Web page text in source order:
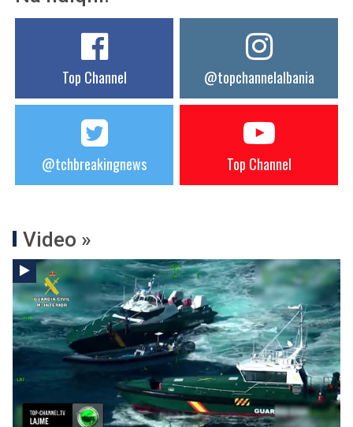
Top Channel @topchannelalbania
@tchbreakingnews Top Channel
Video »